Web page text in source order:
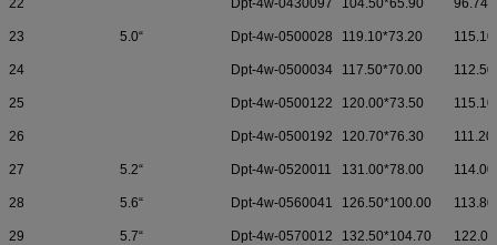
23 5.0“ Dpt-4w-0500028 119.10*73.20
24 Dpt-4w-0500034 117.50*70.00
25 Dpt-4w-0500122 120.00*73.50
26 Dpt-4w-0500192 120.70*76.30
27 5.2“ Dpt-4w-0520011 131.00*78.00
28 5.6“ Dpt-4w-0560041 126.50*100.00
29 5.7“ Dpt-4w-0570012 132.50*104.70